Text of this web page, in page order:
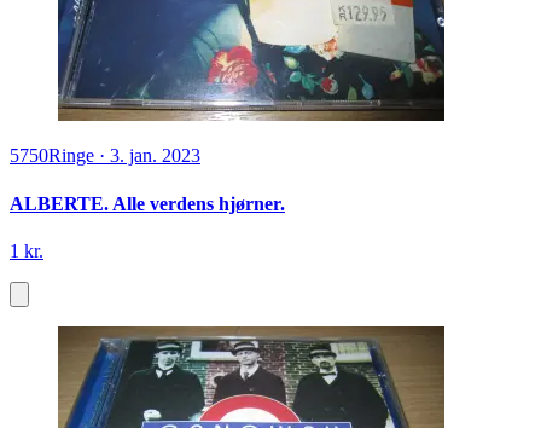
5750Ringe · 3. jan. 2023
ALBERTE. Alle verdens hjørner.
1 kr.